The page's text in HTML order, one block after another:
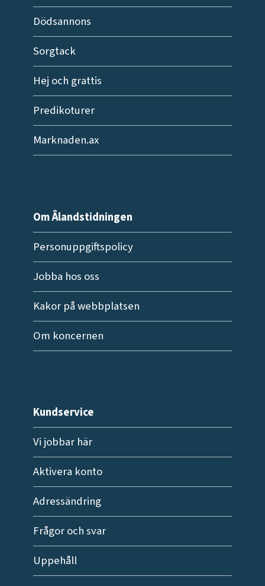
Dödsannons
Sorgtack
Hej och grattis
Predikoturer
Marknaden.ax
Om Ålandstidningen
Personuppgiftspolicy
Jobba hos oss
Kakor på webbplatsen
Om koncernen
Kundservice
Vi jobbar här
Aktivera konto
Adressändring
Frågor och svar
Uppehåll